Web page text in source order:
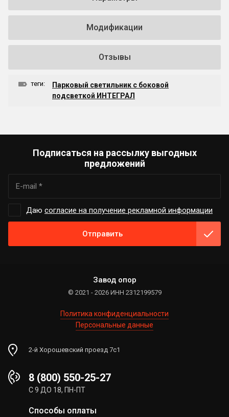
Модификации
Отзывы
теги:
Парковый светильник с боковой
подсветкой ИНТЕГРАЛ
Подписаться на рассылку выгодных
предложений
Даю согласие на получение рекламной информации
Отправить
Завод опор
© 2021 - 2026 ИНН 2312199579
Политика конфиденциальности
Персональные данные
2-й Хорошевский проезд 7с1
8 (800) 550-25-27
С 9 ДО 18, ПН-ПТ
Способы оплаты